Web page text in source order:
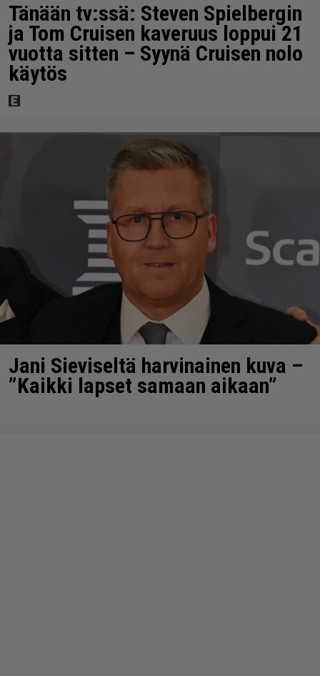
Tänään tv:ssä: Steven Spielbergin
ja Tom Cruisen kaveruus loppui 21
vuotta sitten – Syynä Cruisen nolo
käytös
Jani Sieviseltä harvinainen kuva –
”Kaikki lapset samaan aikaan”